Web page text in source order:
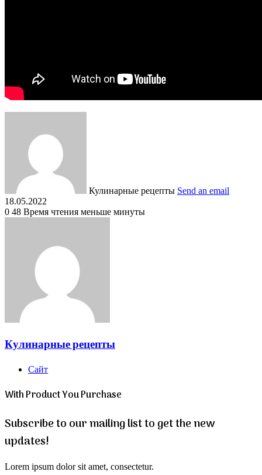
Кулинарные рецепты Send an email
18.05.2022
0 48 Время чтения меньше минуты
Кулинарные рецепты
Сайт
With Product You Purchase
Subscribe to our mailing list to get the new
updates!
Lorem ipsum dolor sit amet, consectetur.